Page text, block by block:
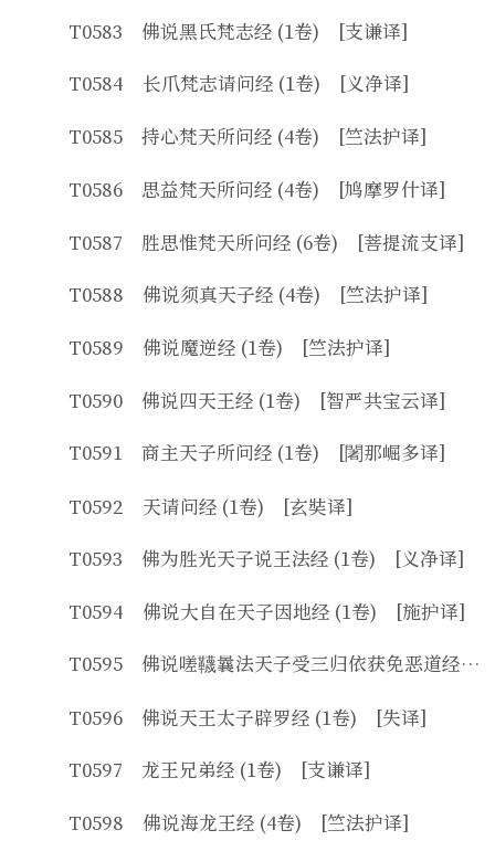
T0583 佛说黑氏梵志经 (1卷) [支谦译]
T0584 长爪梵志请问经 (1卷) [义净译]
T0585 持心梵天所问经 (4卷) [竺法护译]
T0586 思益梵天所问经 (4卷) [鸠摩罗什译]
T0587 胜思惟梵天所问经 (6卷) [菩提流支译]
T0588 佛说须真天子经 (4卷) [竺法护译]
T0589 佛说魔逆经 (1卷) [竺法护译]
T0590 佛说四天王经 (1卷) [智严共宝云译]
T0591 商主天子所问经 (1卷) [闍那崛多译]
T0592 天请问经 (1卷) [玄奘译]
T0593 佛为胜光天子说王法经 (1卷) [义净译]
T0594 佛说大自在天子因地经 (1卷) [施护译]
T0595 佛说嗟韈曩法天子受三归依获免恶道经 (1卷) [法天译]
T0596 佛说天王太子辟罗经 (1卷) [失译]
T0597 龙王兄弟经 (1卷) [支谦译]
T0598 佛说海龙王经 (4卷) [竺法护译]